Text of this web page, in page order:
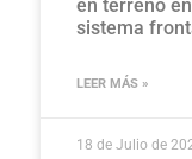
en terreno
sistema
LEER MÁS »
18 de Julio de